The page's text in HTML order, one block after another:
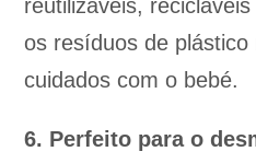
reutilizáveis,
os resíduos de
cuidados com o bebé.
6. Perfeito para o